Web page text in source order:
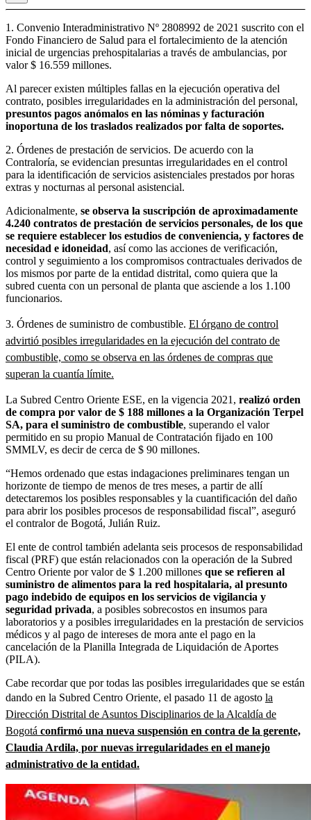
1. Convenio Interadministrativo Nº 2808992 de 2021 suscrito con el
Fondo Financiero de Salud para el fortalecimiento de la atención
inicial de urgencias prehospitalarias a través de ambulancias, por
valor $ 16.559 millones.
Al parecer existen múltiples fallas en la ejecución operativa del
contrato, posibles irregularidades en la administración del personal,
presuntos pagos anómalos en las nóminas y facturación
inoportuna de los traslados realizados por falta de soportes.
2. Órdenes de prestación de servicios. De acuerdo con la
Contraloría, se evidencian presuntas irregularidades en el control
para la identificación de servicios asistenciales prestados por horas
extras y nocturnas al personal asistencial.
Adicionalmente, se observa la suscripción de aproximadamente
4.240 contratos de prestación de servicios personales, de los que
se requiere establecer los estudios de conveniencia, y factores de
necesidad e idoneidad, así como las acciones de verificación,
control y seguimiento a los compromisos contractuales derivados de
los mismos por parte de la entidad distrital, como quiera que la
subred cuenta con un personal de planta que asciende a los 1.100
funcionarios.
3. Órdenes de suministro de combustible. El órgano de control
advirtió posibles irregularidades en la ejecución del contrato de
combustible, como se observa en las órdenes de compras que
superan la cuantía límite.
La Subred Centro Oriente ESE, en la vigencia 2021, realizó orden
de compra por valor de $ 188 millones a la Organización Terpel
SA, para el suministro de combustible, superando el valor
permitido en su propio Manual de Contratación fijado en 100
SMMLV, es decir de cerca de $ 90 millones.
“Hemos ordenado que estas indagaciones preliminares tengan un
horizonte de tiempo de menos de tres meses, a partir de allí
detectaremos los posibles responsables y la cuantificación del daño
para abrir los posibles procesos de responsabilidad fiscal”, aseguró
el contralor de Bogotá, Julián Ruiz.
El ente de control también adelanta seis procesos de responsabilidad
fiscal (PRF) que están relacionados con la operación de la Subred
Centro Oriente por valor de $ 1.200 millones que se refieren al
suministro de alimentos para la red hospitalaria, al presunto
pago indebido de equipos en los servicios de vigilancia y
seguridad privada, a posibles sobrecostos en insumos para
laboratorios y a posibles irregularidades en la prestación de servicios
médicos y al pago de intereses de mora ante el pago en la
cancelación de la Planilla Integrada de Liquidación de Aportes
(PILA).
Cabe recordar que por todas las posibles irregularidades que se están
dando en la Subred Centro Oriente, el pasado 11 de agosto la
Dirección Distrital de Asuntos Disciplinarios de la Alcaldía de
Bogotá confirmó una nueva suspensión en contra de la gerente,
Claudia Ardila, por nuevas irregularidades en el manejo
administrativo de la entidad.